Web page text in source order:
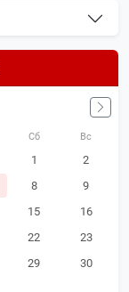
Сб Вс
1
2
8
9
15
16
22
23
29
30